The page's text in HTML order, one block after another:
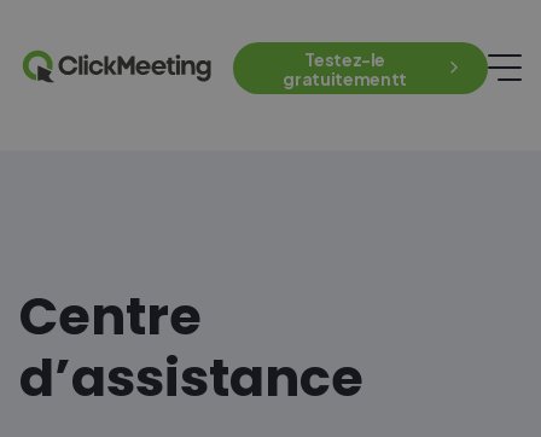
Testez-le
gratuitementt
Centre
d’assistance